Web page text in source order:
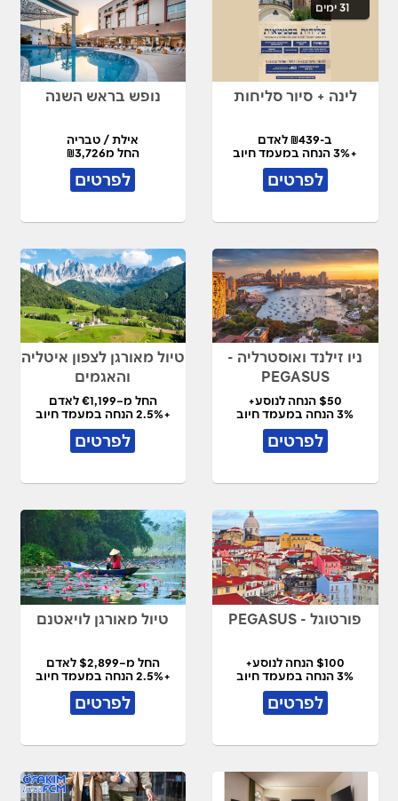
לינה + סיור סליחות
ב-₪439 לאדם
+3% הנחה במעמד חיוב
לפרטים
31 ימים
נופש בראש השנה
אילת / טבריה
החל מ₪3,726
לפרטים
ניו זילנד ואוסטרליה -
PEGASUS
$50 הנחה לנוסע+
3% הנחה במעמד חיוב
לפרטים
טיול מאורגן לצפון איטליה
והאגמים
החל מ–€1,199 לאדם
+2.5% הנחה במעמד חיוב
לפרטים
פורטוגל - PEGASUS
$100 הנחה לנוסע+
3% הנחה במעמד חיוב
לפרטים
טיול מאורגן לויאטנם
החל מ–$2,899 לאדם
+2.5% הנחה במעמד חיוב
לפרטים